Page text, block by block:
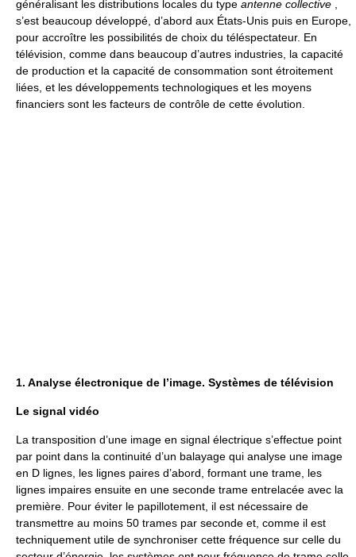
généralisant les distributions locales du type antenne collective
s’est beaucoup développé, d’abord aux États-Unis puis en Europe,
pour accroître les possibilités de choix du téléspectateur. En
télévision, comme dans beaucoup d’autres industries, la capacité
de production et la capacité de consommation sont étroitement
liées, et les développements technologiques et les moyens
financiers sont les facteurs de contrôle de cette évolution.
1. Analyse électronique de l’image. Systèmes de télévision
Le signal vidéo
La transposition d’une image en signal électrique s’effectue point
par point dans la continuité d’un balayage qui analyse une image
en D lignes, les lignes paires d’abord, formant une trame, les
lignes impaires ensuite en une seconde trame entrelacée avec la
première. Pour éviter le papillotement, il est nécessaire de
transmettre au moins 50 trames par seconde et, comme il est
techniquement utile de synchroniser cette fréquence sur celle du